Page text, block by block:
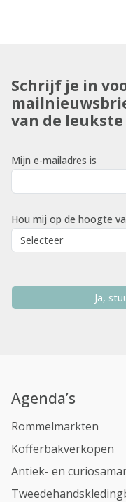
Schrijf je in
van de
Mijn e-mailadres is
Hou mij op de hoogte
Agenda’s
Rommelmarkten
Kofferbakverkopen
Antiek- en